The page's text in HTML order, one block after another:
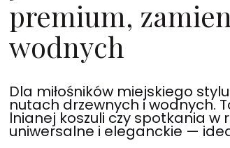
premium,
wodnych
Dla miłośników miejskiego
nutach drzewnych i wodnych.
lnianej koszuli czy spotkania w
uniwersalne i eleganckie —